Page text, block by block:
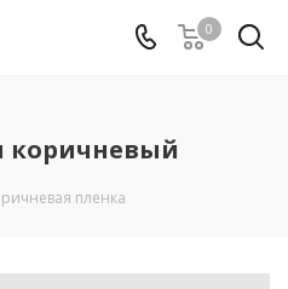
0
коричневый
пленка